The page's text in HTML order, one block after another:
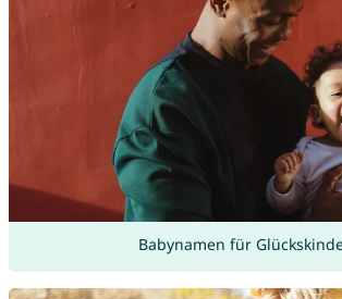
Babynamen für